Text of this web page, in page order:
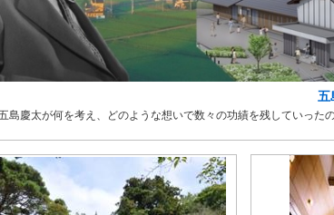
五
島慶太が何を考え、どのような想いで数々の功績を残していった